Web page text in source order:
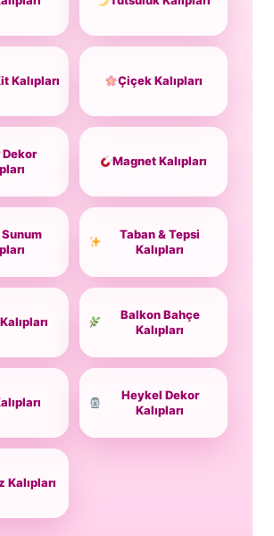
Kalıpları Çiçek Kalıpları
Dekor
Magnet Kalıpları
Taban & Tepsi
Kalıpları
Balkon Bahçe
Kalıpları
Heykel Dekor
Kalıpları
Kalıpları